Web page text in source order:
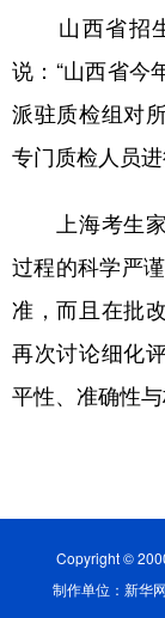
山西省招生
说：“山西省今
派驻质检组对
专门质检人员
上海考生家
过程的科学严
准，而且在批
再次讨论细化
平性、准确性与
Copyright ©
制作单位：新华